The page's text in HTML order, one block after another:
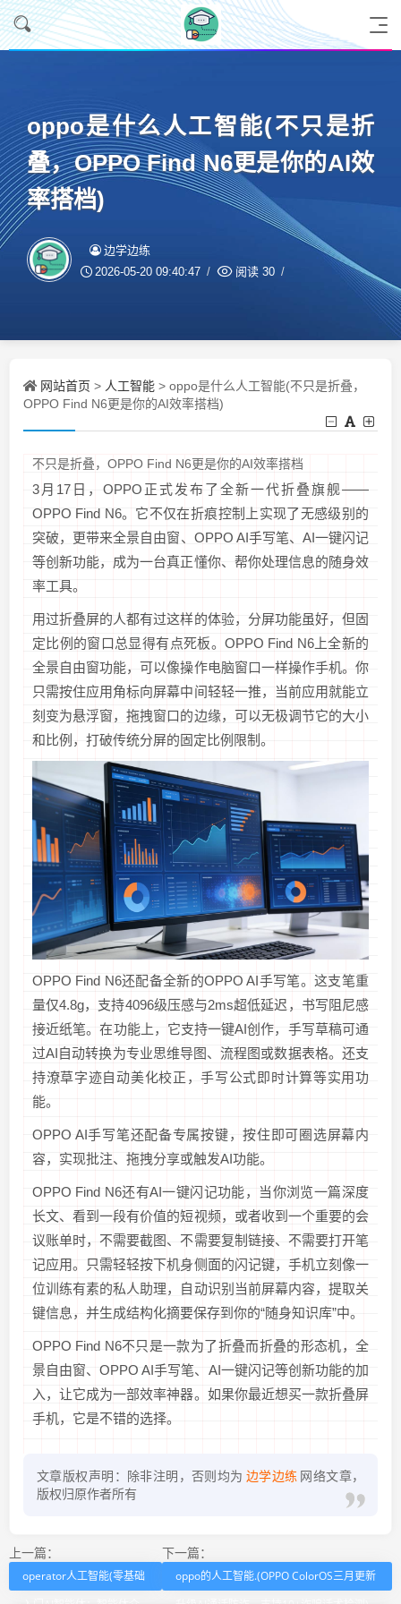
oppo是什么人工智能(不只是折
叠，OPPO Find N6更是你的AI效
率搭档)
边学边练
2026-05-20 09:40:47 阅读 30
网站首页 > 人工智能 > oppo是什么人工智能(不只是折叠，
OPPO Find N6更是你的AI效率搭档)
不只是折叠，OPPO Find N6更是你的AI效率搭档
3月17日，OPPO正式发布了全新一代折叠旗舰——
OPPO Find N6。它不仅在折痕控制上实现了无感级别的
突破，更带来全景自由窗、OPPO AI手写笔、AI一键闪记
等创新功能，成为一台真正懂你、帮你处理信息的随身效
率工具。
用过折叠屏的人都有过这样的体验，分屏功能虽好，但固
定比例的窗口总显得有点死板。OPPO Find N6上全新的
全景自由窗功能，可以像操作电脑窗口一样操作手机。你
只需按住应用角标向屏幕中间轻轻一推，当前应用就能立
刻变为悬浮窗，拖拽窗口的边缘，可以无极调节它的大小
和比例，打破传统分屏的固定比例限制。
OPPO Find N6还配备全新的OPPO AI手写笔。这支笔重
量仅4.8g，支持4096级压感与2ms超低延迟，书写阻尼感
接近纸笔。在功能上，它支持一键AI创作，手写草稿可通
过AI自动转换为专业思维导图、流程图或数据表格。还支
持潦草字迹自动美化校正，手写公式即时计算等实用功
能。
OPPO AI手写笔还配备专属按键，按住即可圈选屏幕内
容，实现批注、拖拽分享或触发AI功能。
OPPO Find N6还有AI一键闪记功能，当你浏览一篇深度
长文、看到一段有价值的短视频，或者收到一个重要的会
议账单时，不需要截图、不需要复制链接、不需要打开笔
记应用。只需轻轻按下机身侧面的闪记键，手机立刻像一
位训练有素的私人助理，自动识别当前屏幕内容，提取关
键信息，并生成结构化摘要保存到你的“随身知识库”中。
OPPO Find N6不只是一款为了折叠而折叠的形态机，全
景自由窗、OPPO AI手写笔、AI一键闪记等创新功能的加
入，让它成为一部效率神器。如果你最近想买一款折叠屏
手机，它是不错的选择。
文章版权声明：除非注明，否则均为 边学边练 网络文章，
版权归原作者所有
上一篇：
operator人工智能(零基础
下一篇：
oppo的人工智能.(OPPO ColorOS三月更新